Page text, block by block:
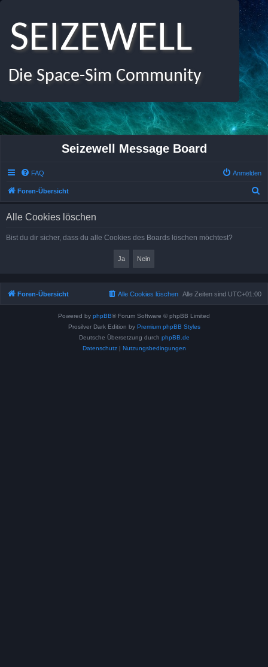
SEIZEWELL
Die Space-Sim Community
Seizewell Message Board
FAQ Anmelden
Foren-Übersicht
Alle Cookies löschen
Bist du dir sicher, dass du alle Cookies des Boards löschen möchtest?
Foren-Übersicht Alle Zeiten sind UTC+01:00
Alle Cookies löschen
Powered by phpBB® Forum Software © phpBB Limited
Prosilver Dark Edition by Premium phpBB Styles
Deutsche Übersetzung durch phpBB.de
Datenschutz| Nutzungsbedingungen